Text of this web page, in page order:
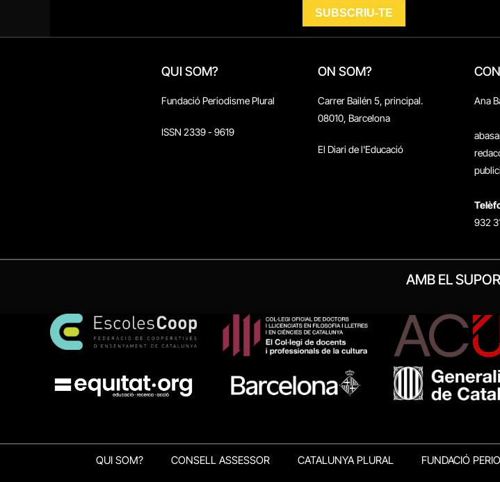
QUI SOM?
Fundació Periodisme Plural
ISSN 2339 - 9619
ON SOM?
Carrer Bailén 5, principal.
08010, Barcelona
El Diari de l'Educació
Ana
932
AMB EL
QUI SOM? CONSELL ASSESSOR CATALUNYA PLURAL FUNDACIÓ